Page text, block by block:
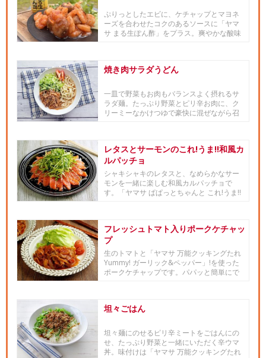
ぷりっとしたエビに、ケチャップとマヨネ
ーズを合わせたコクのあるソースに「ヤマ
サ まる生ぽん酢」をプラス。爽やかな酸味
焼き肉サラダうどん
一皿で野菜もお肉もバランスよく摂れるサ
ラダ麺。たっぷり野菜とピリ辛お肉に、ク
リーミーなかけつゆで豪快に混ぜながら召
レタスとサーモンのこれ!うま!!和風カ
ルパッチョ
シャキシャキのレタスと、なめらかなサー
モンを一緒に楽しむ和風カルパッチョで
す。「ヤマサ ぱぱっとちゃんと これ!うま!!
フレッシュトマト入りポークケチャッ
プ
生のトマトと「ヤマサ 万能クッキングたれ
Yummy! ガーリック&ペッパー」!を使った
ポークケチャップです。パパッと簡単にで
坦々ごはん
坦々麺にのせるピリ辛ミートをごはんにの
せ、たっぷり野菜と一緒にいただく辛ウマ
丼。味付けは「ヤマサ 万能クッキングたれ